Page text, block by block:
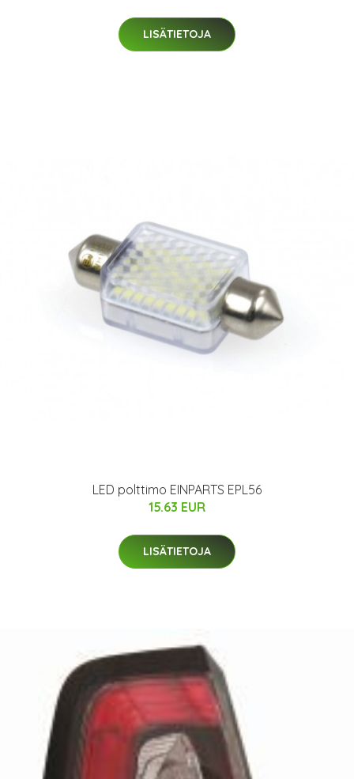
LISÄTIETOJA
LED polttimo EINPARTS EPL56
15.63 EUR
LISÄTIETOJA